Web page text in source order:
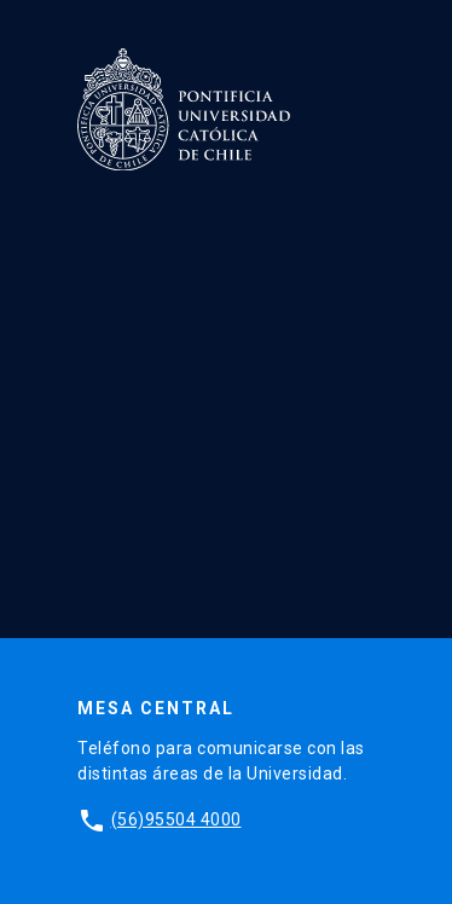
MESA CENTRAL
Teléfono para comunicarse con las
distintas áreas de la Universidad.
phone (56)95504 4000